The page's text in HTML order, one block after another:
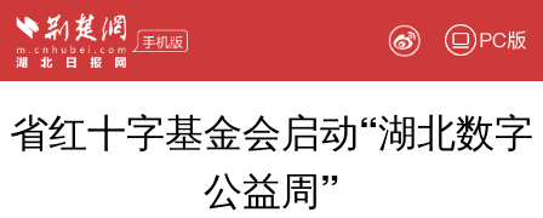
PC版
省红十字基金会启动“湖北数字
公益周”